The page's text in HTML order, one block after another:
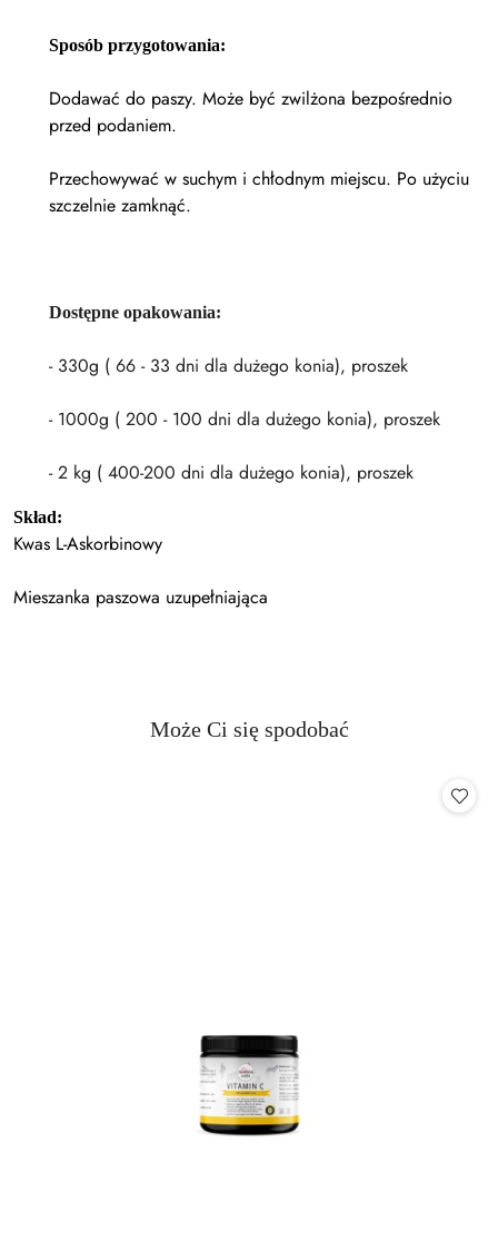
Sposób przygotowania:
Dodawać do paszy. Może być zwilżona bezpośrednio
przed podaniem.
Przechowywać w suchym i chłodnym miejscu. Po użyciu
szczelnie zamknąć.
Dostępne opakowania:
- 330g ( 66 - 33 dni dla dużego konia), proszek
- 1000g ( 200 - 100 dni dla dużego konia), proszek
- 2 kg ( 400-200 dni dla dużego konia), proszek
Skład:
Kwas L-Askorbinowy
Mieszanka paszowa uzupełniająca
Pomiń karuzelę produktów
Produkty
Może Ci się spodobać